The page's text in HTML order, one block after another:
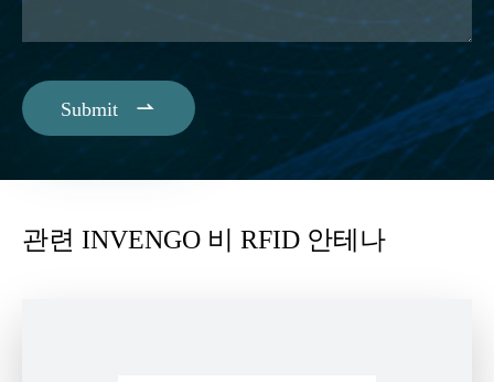
Submit 
관련 INVENGO 비 RFID 안테나